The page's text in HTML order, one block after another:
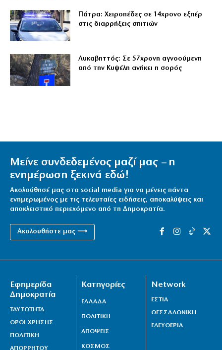
Πάτρα: Χειροπέδες σε 14χρονο εξπέρ
στις διαρρήξεις σπιτιών
Λυκαβηττός: Σε 57χρονη αγνοούμενη
από την Κυψέλη ανήκει η σορός
Μείνε συνδεδεμένος μαζί μας – η
ενημέρωση ξεκινά εδώ!
Ακολούθησέ μας στα social media για να μένεις πάντα
ενημερωμένος με τις τελευταίες ειδήσεις, αποκαλύψεις και
αποκλειστικό περιεχόμενο από τη Δημοκρατία.
Ακολουθήστε μας ⟶
Εφημερίδα
Δημοκρατία
ΤΑΥΤΟΤΗΤΑ
ΟΡΟΙ ΧΡΗΣΗΣ
ΠΟΛΙΤΙΚΗ
ΑΠΟΡΡΗΤΟΥ
Κατηγορίες
ΕΛΛΑΔΑ
ΠΟΛΙΤΙΚΗ
ΑΠΟΨΕΙΣ
ΚΟΣΜΟΣ
Network
ΕΣΤΙΑ
ΘΕΣΣΑΛΟΝΙΚΗ
ΕΛΕΥΘΕΡΙΑ